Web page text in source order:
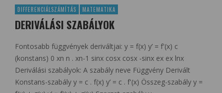
DIFFERENCIÁLSZÁMÍTÁS MATEMATIKA
DERIVÁLÁSI SZABÁLYOK
Fontosabb függvények deriváltjai: y = f(x) y’ = f'(x) c
(konstans) 0 xn n . xn-1 sinx cosx cosx -sinx ex ex lnx
Deriválási szabályok: A szabály neve Függvény Derivált
Konstans-szabály y = c . f(x) y’ = c . f'(x) Összeg-szabály y =